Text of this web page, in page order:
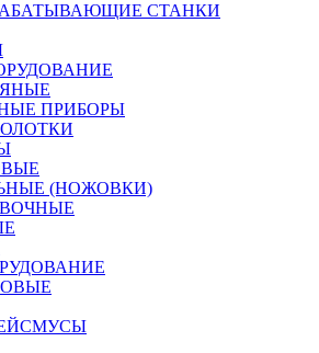
СТАНКИ
ПРИБОРЫ
(НОЖОВКИ)